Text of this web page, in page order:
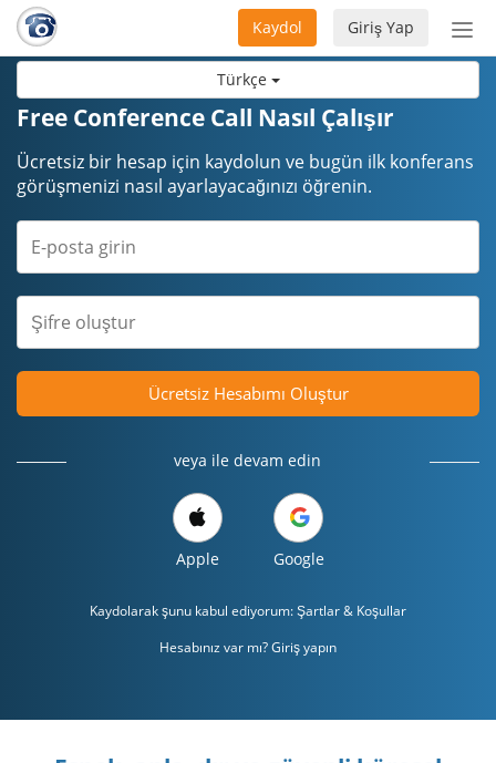
Türkçe
aç/
Giriş Yap
Kaydol
Free Conference Call Nasıl Çalışır
Ücretsiz bir hesap için kaydolun ve bugün ilk konferans
görüşmenizi nasıl ayarlayacağınızı öğrenin.
Ücretsiz Hesabımı Oluştur
veya ile devam edin
Apple Google
Kaydolarak şunu kabul ediyorum:Şartlar & Koşullar
Hesabınız var mı? Giriş yapın